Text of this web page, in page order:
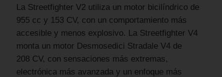
La Streetfighter V2 utiliza un motor bicilíndrico de
955 cc y 153 CV, con un comportamiento más
accesible y menos explosivo. La Streetfighter V4
monta un motor Desmosedici Stradale V4 de
208 CV, con sensaciones más extremas,
electrónica más avanzada y un enfoque más